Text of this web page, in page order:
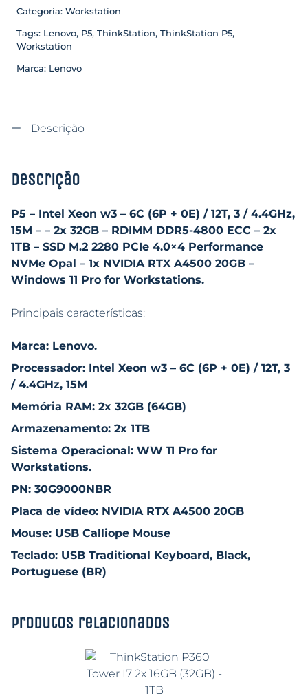
Categoria: Workstation
Tags: Lenovo, P5, ThinkStation, ThinkStation P5,
Workstation
Marca: Lenovo
Descrição
Descrição
P5 – Intel Xeon w3 – 6C (6P + 0E) / 12T, 3 / 4.4GHz,
15M – – 2x 32GB – RDIMM DDR5-4800 ECC – 2x
1TB – SSD M.2 2280 PCIe 4.0×4 Performance
NVMe Opal – 1x NVIDIA RTX A4500 20GB –
Windows 11 Pro for Workstations.
Principais características:
Marca: Lenovo.
Processador: Intel Xeon w3 – 6C (6P + 0E) / 12T, 3
/ 4.4GHz, 15M
Memória RAM: 2x 32GB (64GB)
Armazenamento: 2x 1TB
Sistema Operacional: WW 11 Pro for
Workstations.
PN: 30G9000NBR
Placa de vídeo: NVIDIA RTX A4500 20GB
Mouse: USB Calliope Mouse
Teclado: USB Traditional Keyboard, Black,
Portuguese (BR)
Produtos relacionados